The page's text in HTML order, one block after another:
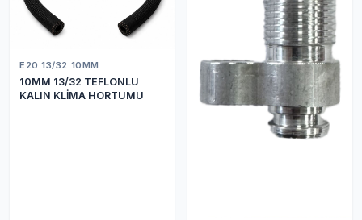
E20 13/32 10MM
10MM 13/32 TEFLONLU
KALIN KLİMA HORTUMU